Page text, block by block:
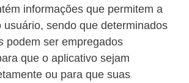
informações que permitem a
usuário, sendo que determinados
podem ser empregados
que o aplicativo sejam
ou para que suas